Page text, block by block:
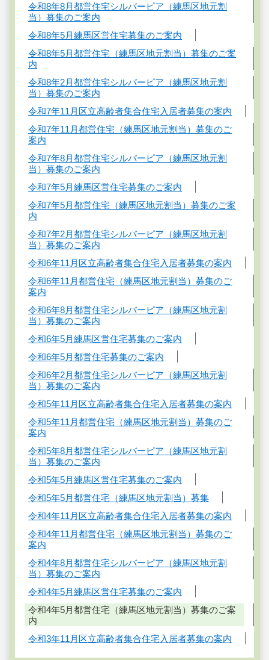
令和8年8月都営住宅シルバーピア（練馬区地元割
当）募集のご案内
令和8年5月練馬区営住宅募集のご案内
令和8年5月都営住宅（練馬区地元割当）募集のご案
内
令和8年2月都営住宅シルバーピア（練馬区地元割
当）募集のご案内
令和7年11月区立高齢者集合住宅入居者募集の案内
令和7年11月都営住宅（練馬区地元割当）募集のご
案内
令和7年8月都営住宅シルバーピア（練馬区地元割
当）募集のご案内
令和7年5月練馬区営住宅募集のご案内
令和7年5月都営住宅（練馬区地元割当）募集のご案
内
令和7年2月都営住宅シルバーピア（練馬区地元割
当）募集のご案内
令和6年11月区立高齢者集合住宅入居者募集の案内
令和6年11月都営住宅（練馬区地元割当）募集のご
案内
令和6年8月都営住宅シルバーピア（練馬区地元割
当）募集のご案内
令和6年5月練馬区営住宅募集のご案内
令和6年5月都営住宅募集のご案内
令和6年2月都営住宅シルバーピア（練馬区地元割
当）募集のご案内
令和5年11月区立高齢者集合住宅入居者募集の案内
令和5年11月都営住宅（練馬区地元割当）募集のご
案内
令和5年8月都営住宅シルバーピア（練馬区地元割
当）募集のご案内
令和5年5月練馬区営住宅募集のご案内
令和5年5月都営住宅（練馬区地元割当）募集
令和4年11月区立高齢者集合住宅入居者募集の案内
令和4年11月都営住宅（練馬区地元割当）募集のご
案内
令和4年8月都営住宅シルバーピア（練馬区地元割
当）募集のご案内
令和4年5月練馬区営住宅募集のご案内
令和4年5月都営住宅（練馬区地元割当）募集のご案
内
令和3年11月区立高齢者集合住宅入居者募集の案内